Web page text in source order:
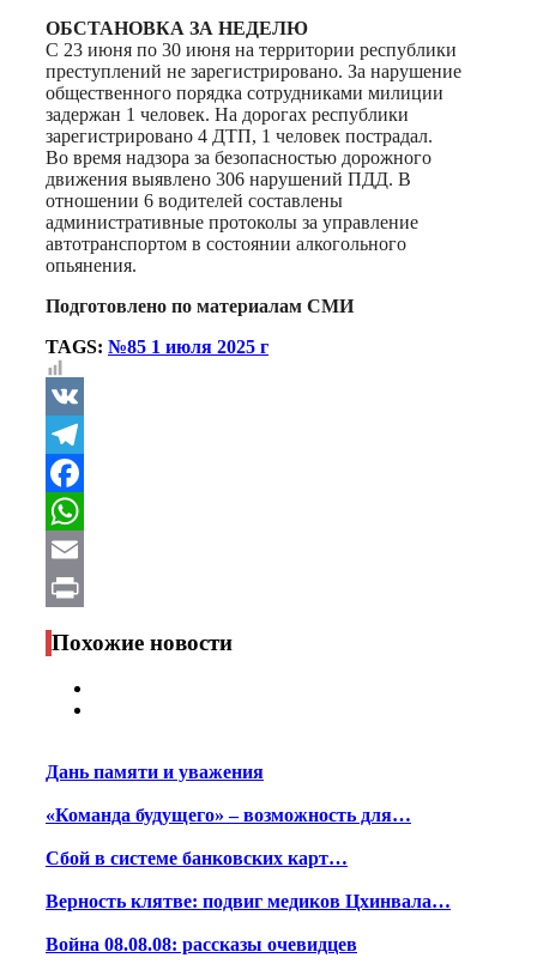
ОБСТАНОВКА ЗА НЕДЕЛЮ
С 23 июня по 30 июня на территории республики
преступлений не зарегистрировано. За нарушение
общественного порядка сотрудниками милиции
задержан 1 человек. На дорогах республики
зарегистрировано 4 ДТП, 1 человек пострадал.
Во время надзора за безопасностью дорожного
движения выявлено 306 нарушений ПДД. В
отношении 6 водителей составлены
административные протоколы за управление
автотранспортом в состоянии алкогольного
опьянения.
Подготовлено по материалам СМИ
TAGS: №85 1 июля 2025 г
VK
Telegram
Facebook
WhatsApp
Email
Print
Похожие новости
Дань памяти и уважения
«Команда будущего» – возможность для…
Сбой в системе банковских карт…
Верность клятве: подвиг медиков Цхинвала…
Война 08.08.08: рассказы очевидцев